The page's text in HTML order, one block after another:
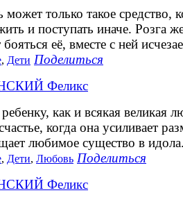
может только такое средство,
и поступать иначе. Розга
её, вместе с ней
, Дети Поделиться
Феликс
как и всякая великая
когда она усиливает
любимое существо в
, Дети, Любовь Поделиться
Феликс